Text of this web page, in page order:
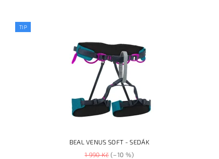
TIP
BEAL VENUS SOFT - SEDÁK
1 990 Kč(–10 %)